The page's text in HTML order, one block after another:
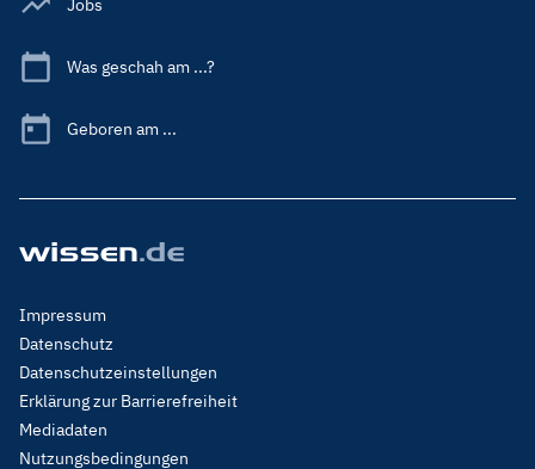
Jobs
Was geschah am ...?
Geboren am ...
Footer
Menu
Legal
Impressum
Datenschutz
Datenschutzeinstellungen
Erklärung zur Barrierefreiheit
Mediadaten
Nutzungsbedingungen